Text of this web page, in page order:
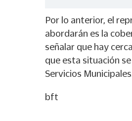
Por lo anterior, el
abordarán es la
señalar que hay
que esta situación
Servicios
bft